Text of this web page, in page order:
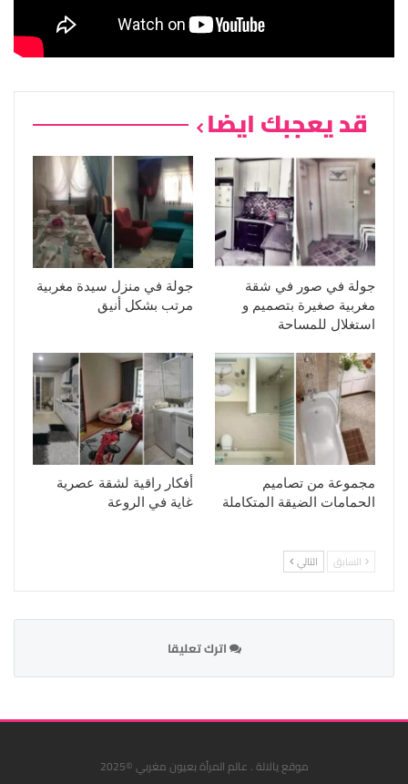
قد يعجبك ايضا
جولة في صور في شقة
مغربية صغيرة بتصميم و
استغلال للمساحة
جولة في منزل سيدة مغربية
مرتب بشكل أنيق
مجموعة من تصاميم
الحمامات الضيقة المتكاملة
أفكار راقية لشقة عصرية
غاية في الروعة
السابق التالي
اترك تعليقا
موقع يالالة . عالم المرأة بعيون مغربي ©2025